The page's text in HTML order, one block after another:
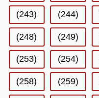
(243) (244)
(248) (249)
(253) (254)
(258) (259)